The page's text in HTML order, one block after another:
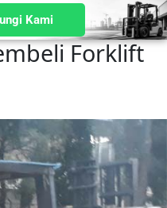
Kami
Forklift